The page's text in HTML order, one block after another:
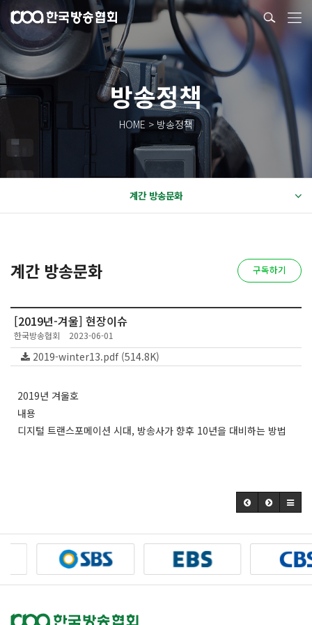
방송정책
HOME > 방송정책
계간 방송문화
계간 방송문화 구독하기
[2019년-겨울] 현장이슈
한국방송협회 2023-06-01
2019-winter13.pdf (514.8K)
2019년 겨울호
내용
디지털 트랜스포메이션 시대, 방송사가 향후 10년을 대비하는 방법